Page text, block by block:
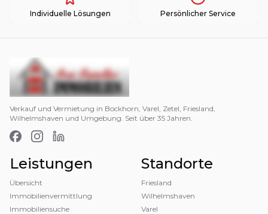
Individuelle Lösungen Persönlicher Service
Verkauf und Vermietung in Bockhorn, Varel, Zetel, Friesland,
Wilhelmshaven und Umgebung. Seit über 35 Jahren.
Leistungen
Übersicht
Immobilienvermittlung
Immobiliensuche
Standorte
Friesland
Wilhelmshaven
Varel